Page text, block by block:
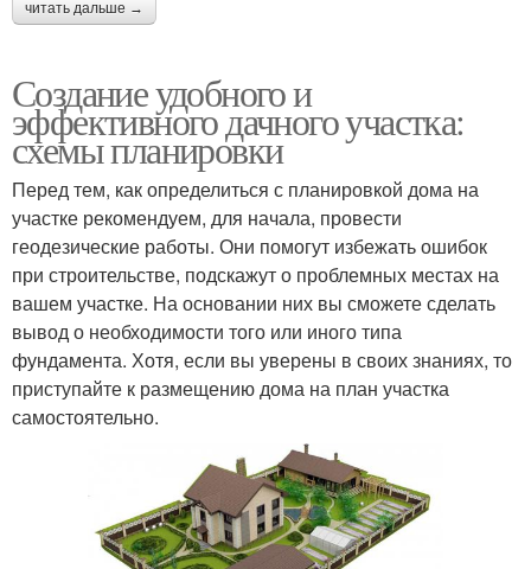
читать дальше →
Создание удобного и
эффективного дачного участка:
схемы планировки
Перед тем, как определиться с планировкой дома на
участке рекомендуем, для начала, провести
геодезические работы. Они помогут избежать ошибок
при строительстве, подскажут о проблемных местах на
вашем участке. На основании них вы сможете сделать
вывод о необходимости того или иного типа
фундамента. Хотя, если вы уверены в своих знаниях, то
приступайте к размещению дома на план участка
самостоятельно.